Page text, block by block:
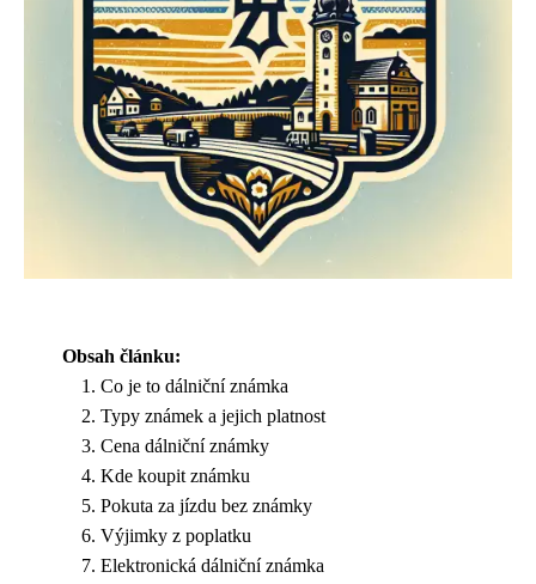
Obsah článku:
Co je to dálniční známka
Typy známek a jejich platnost
Cena dálniční známky
Kde koupit známku
Pokuta za jízdu bez známky
Výjimky z poplatku
Elektronická dálniční známka